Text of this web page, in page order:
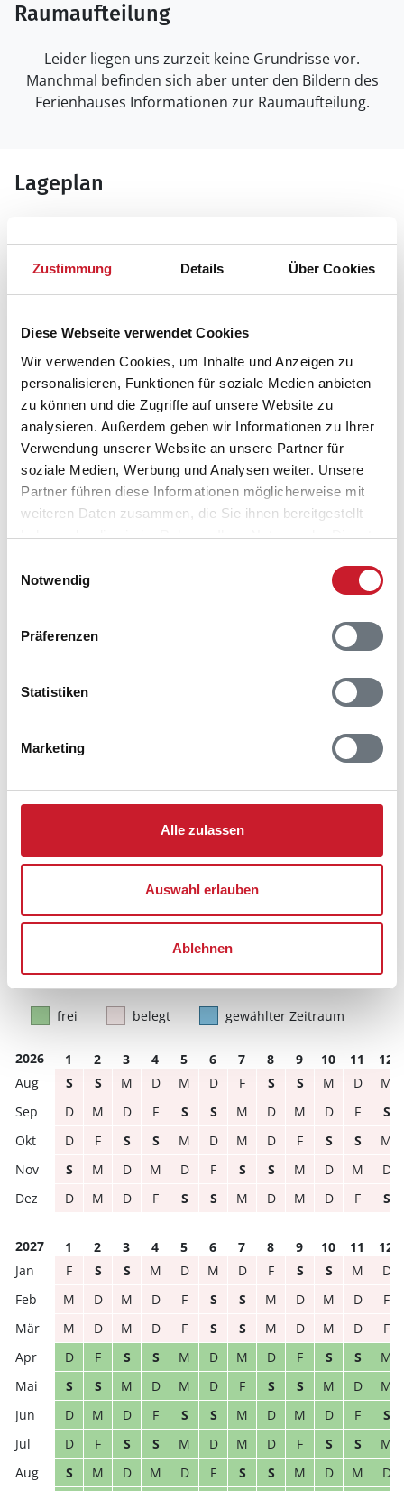
Zustimmung Details Über Cookies
Diese Webseite verwendet Cookies
Wir verwenden Cookies, um Inhalte und Anzeigen zu
personalisieren, Funktionen für soziale Medien anbieten
zu können und die Zugriffe auf unsere Website zu
analysieren. Außerdem geben wir Informationen zu Ihrer
Verwendung unserer Website an unsere Partner für
soziale Medien, Werbung und Analysen weiter. Unsere
Partner führen diese Informationen möglicherweise mit
weiteren Daten zusammen, die Sie ihnen bereitgestellt
haben oder die sie im Rahmen Ihrer Nutzung der Dienste
Notwendig
Präferenzen
Statistiken
Marketing
Alle zulassen
Auswahl erlauben
Ablehnen
Raumaufteilung
Leider liegen uns zurzeit keine Grundrisse vor.
Manchmal befinden sich aber unter den Bildern des
Ferienhauses Informationen zur Raumaufteilung.
Lageplan
Ferienhaus 16010
Syrenvej 121
Reisedauer auswählen
Anreisetag im Belegungskalender anklicken
Anzahl Reisende
Bitte beachten Sie, dass sich bei Änderungen des
Hausbeschreibung und/oder der Ausstattung ergeben
können.
frei belegt gewählter Zeitraum
2026 1 2 3 4 5 6 7 8 9 10 11
12
S
S M D M D F S S M D
M
D
M D F S S M D M D F
S
D
F S S M D M D F S S
M
S
M D M D F S S M D M
D
D
M D F S S M D M D F S
2027 1 2 3 4 5 6 7 8 9 10 11
12
F
S S M D M D F S S M
D
M
D M D F S S M D M D
F
M
D M D F S S M D M D
F
D
F S S M D M D F S S
M
S
S M D M D F S S M D
M
D
M D F S S M D M D F
S
D
F S S M D M D F S S
M
S
M D M D F S S M D M D